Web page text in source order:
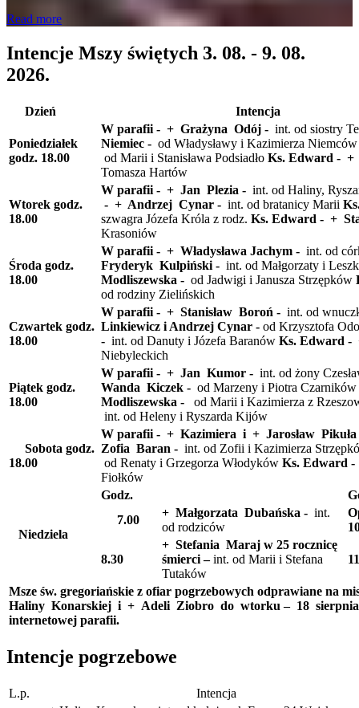
Read more
Intencje Mszy świętych 3. 08. - 9. 08.
2026.
Dzień Intencja
Poniedziałek
godz. 18.00
W parafii - + Grażyna Odój - int. od siostry
Niemiec - od Władysławy i Kazimierza
od Marii i Stanisława Podsiadło Ks. Edward - +
Tomasza Hartów
Wtorek godz.
18.00
W parafii - + Jan Plezia - int. od Haliny,
- + Andrzej Cynar - int. od bratanicy Marii
szwagra Józefa Króla z rodz. Ks. Edward - +
Krasoniów
Środa godz.
18.00
W parafii - + Władysława Jachym - int. od
Fryderyk Kulpiński - int. od Małgorzaty i
Modliszewska - od Jadwigi i Janusza Strzępków
od rodziny Zielińskich
Czwartek godz.
18.00
W parafii - + Stanisław Boroń - int. od
Linkiewicz i Andrzej Cynar - od Krzysztofa
- int. od Danuty i Józefa Baranów Ks. Edward -
Niebyleckich
Piątek godz.
18.00
W parafii - + Jan Kumor - int. od żony
Wanda Kiczek - od Marzeny i Piotra
Modliszewska -
od Marii i Kazimierza z
int. od Heleny i Ryszarda Kijów
Sobota godz.
18.00
W parafii - + Kazimiera i + Jarosław
Zofia Baran - int. od Zofii i Kazimierza
od Renaty i Grzegorza Włodyków Ks. Edward -
Fiołków
Niedziela
Godz.
7.00
+ Małgorzata Dubańska - int.
od rodziców
8.30
+ Stefania Maraj w 25 rocznicę
śmierci –int. od Marii i Stefana
Tutaków
Msze św. gregoriańskie z ofiar pogrzebowych odprawiane na
Haliny Konarskiej i + Adeli Ziobro do wtorku – 18 sierpnia.
internetowej parafii.
Intencje pogrzebowe
L.p.
Intencja